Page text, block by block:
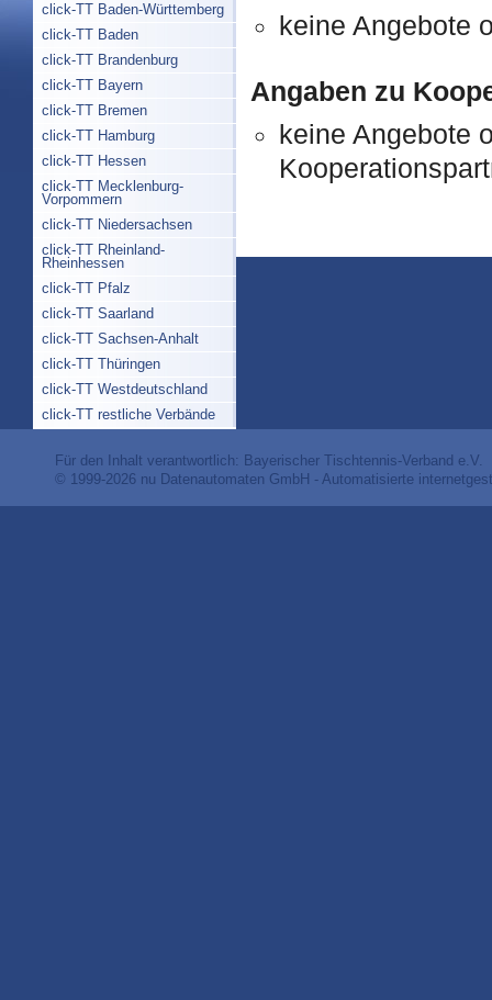
click-TT Baden-Württemberg
click-TT Baden
click-TT Brandenburg
click-TT Bayern
click-TT Bremen
click-TT Hamburg
click-TT Hessen
click-TT Mecklenburg-
Vorpommern
click-TT Niedersachsen
click-TT Rheinland-
Rheinhessen
click-TT Pfalz
click-TT Saarland
click-TT Sachsen-Anhalt
click-TT Thüringen
click-TT Westdeutschland
click-TT restliche Verbände
keine Angebote
Angaben zu
keine Angebote
Für den Inhalt verantwortlich: Bayerischer Tischtennis-Verband e.V.
© 1999-2026 nu Datenautomaten GmbH - Automatisierte